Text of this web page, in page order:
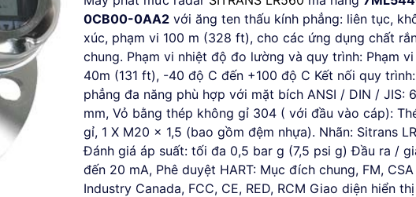
0CB00-0AA2 với ăng ten thấu kính phẳng: liên tục,
xúc, phạm vi 100 m (328 ft), cho các ứng dụng chất
chung. Phạm vi nhiệt độ đo lường và quy trình: Phạm
40m (131 ft), -40 độ C đến +100 độ C Kết nối quy
phẳng đa năng phù hợp với mặt bích ANSI / DIN / JIS:
mm, Vỏ bằng thép không gỉ 304 ( với đầu vào cáp):
gỉ, 1 X M20 x 1,5 (bao gồm đệm nhựa). Nhãn: Sitrans
Đánh giá áp suất: tối đa 0,5 bar g (7,5 psi g) Đầu ra /
đến 20 mA, Phê duyệt HART: Mục đích chung, FM,
Industry Canada, FCC, CE, RED, RCM Giao diện hiển